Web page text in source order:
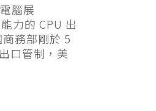
腦展
力的 CPU 出
務部剛於 5
口管制，美